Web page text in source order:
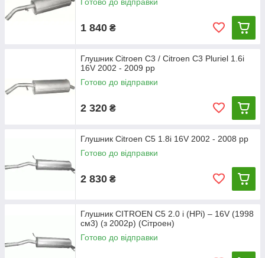
1 840 ₴
Глушник Citroen C3 / Citroen C3 Pluriel 1.6i
16V 2002 - 2009 рр
Готово до відправки
2 320 ₴
Глушник Citroen C5 1.8i 16V 2002 - 2008 рр
Готово до відправки
2 830 ₴
Глушник CITROEN C5 2.0 i (HPi) – 16V (1998
см3) (з 2002р) (Сітроен)
Готово до відправки